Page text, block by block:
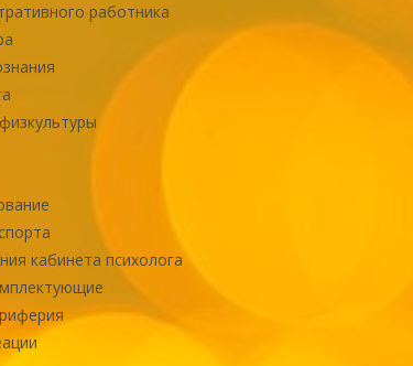
работника
кабинета психолога